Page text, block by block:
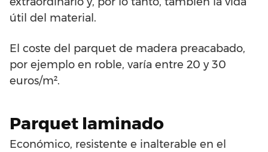
útil del material.
El coste del parquet de madera preacabado,
por ejemplo en roble, varía entre 20 y 30
euros/m².
Parquet laminado
Económico, resistente e inalterable en el